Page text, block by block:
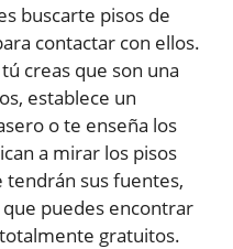
buscarte pisos de
contactar con ellos.
creas que son una
establece un
o te enseña los
a mirar los pisos
sus fuentes,
puedes encontrar
gratuitos.